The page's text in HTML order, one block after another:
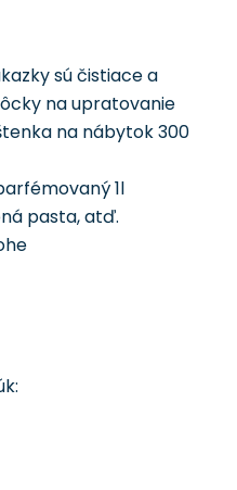
sú čistiace a
na upratovanie
na nábytok 300
1l
pasta, atď.